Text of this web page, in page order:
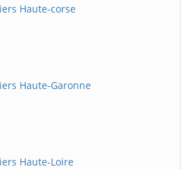
Haute-corse
Haute-Garonne
Haute-Loire